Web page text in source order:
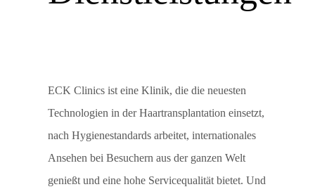
ECK Clinics ist eine Klinik, die die neuesten
Technologien in der Haartransplantation einsetzt,
nach Hygienestandards arbeitet, internationales
Ansehen bei Besuchern aus der ganzen Welt
genießt und eine hohe Servicequalität bietet. Und